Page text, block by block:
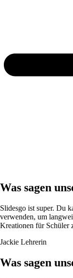
Was sagen
Slidesgo ist super. Du
verwenden, um
Kreationen für Schüler
Jackie Lehrerin
Was sagen